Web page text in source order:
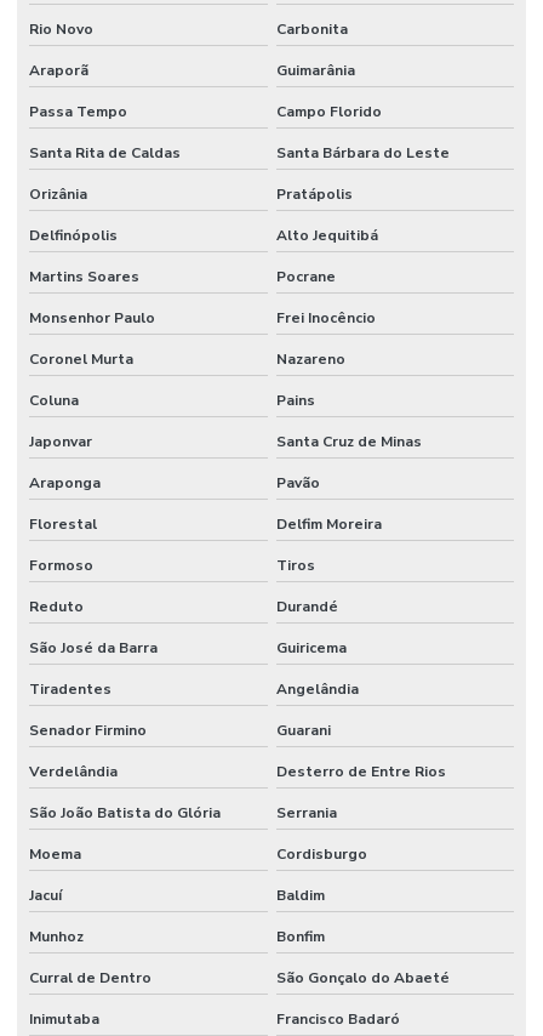
Rio Novo Carbonita
Araporã Guimarânia
Passa Tempo Campo Florido
Santa Rita de Caldas Santa Bárbara do Leste
Orizânia Pratápolis
Delfinópolis Alto Jequitibá
Martins Soares Pocrane
Monsenhor Paulo Frei Inocêncio
Coronel Murta Nazareno
Coluna Pains
Japonvar Santa Cruz de Minas
Araponga Pavão
Florestal Delfim Moreira
Formoso Tiros
Reduto Durandé
São José da Barra Guiricema
Tiradentes Angelândia
Senador Firmino Guarani
Verdelândia Desterro de Entre Rios
São João Batista do Glória Serrania
Moema Cordisburgo
Jacuí Baldim
Munhoz Bonfim
Curral de Dentro São Gonçalo do Abaeté
Inimutaba Francisco Badaró